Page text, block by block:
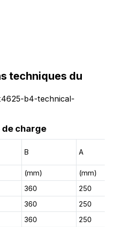
techniques du
b4-technical-
de charge
B A
(mm)
(mm)
360
250
360
250
360
250